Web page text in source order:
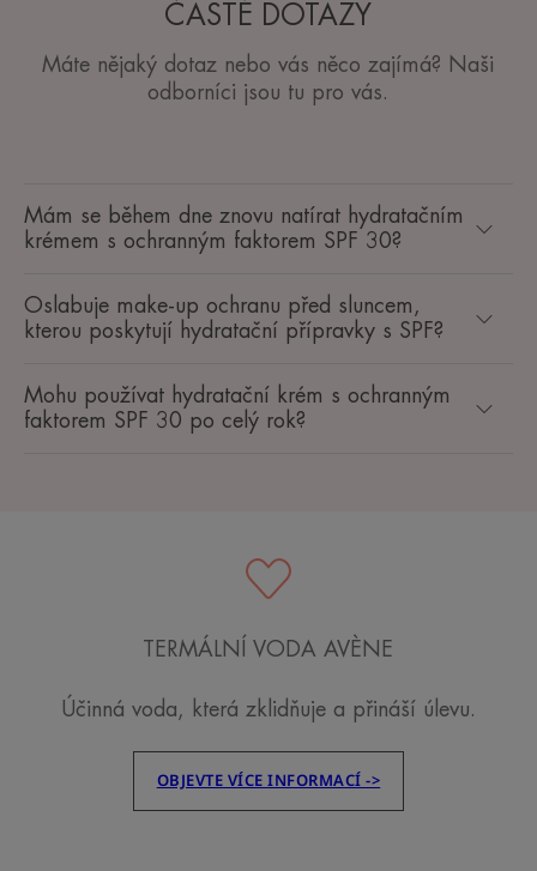
ČASTÉ DOTAZY
Máte nějaký dotaz nebo vás něco zajímá? Naši
odborníci jsou tu pro vás.
Mám se během dne znovu natírat hydratačním
krémem s ochranným faktorem SPF 30?
Oslabuje make-up ochranu před sluncem,
kterou poskytují hydratační přípravky s SPF?
Mohu používat hydratační krém s ochranným
faktorem SPF 30 po celý rok?
TERMÁLNÍ VODA AVÈNE
Účinná voda, která zklidňuje a přináší úlevu.
OBJEVTE VÍCE INFORMACÍ ->